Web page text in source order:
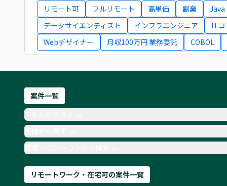
リモート可 フルリモート 高単価 副業
Java
データサイエンティスト
インフラエンジニア
IT
Webデザイナー
月収100万円 業務委託 COBOL
案件一覧
単価から探す
職種・ポジションから探す
リモートワーク・在宅可の案件一覧